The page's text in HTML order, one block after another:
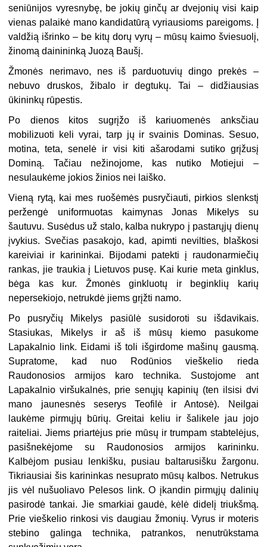
seniūnijos vyresnybę, be jokių ginčų ar dvejonių visi kaip
vienas palaikė mano kandidatūrą vyriausioms pareigoms. Į
valdžią išrinko – be kitų dorų vyrų – mūsų kaimo šviesuolį,
žinomą dainininką Juozą Baušį.
Žmonės nerimavo, nes iš parduotuvių dingo prekės –
nebuvo druskos, žibalo ir degtukų. Tai – didžiausias
ūkininkų rūpestis.
Po dienos kitos sugrįžo iš kariuomenės anksčiau
mobilizuoti keli vyrai, tarp jų ir svainis Dominas. Sesuo,
motina, teta, senelė ir visi kiti ašarodami sutiko grįžusį
Dominą. Tačiau nežinojome, kas nutiko Motiejui –
nesulaukėme jokios žinios nei laiško.
Vieną rytą, kai mes ruošėmės pusryčiauti, pirkios slenkstį
peržengė uniformuotas kaimynas Jonas Mikelys su
šautuvu. Susėdus už stalo, kalba nukrypo į pastarųjų dienų
įvykius. Svečias pasakojo, kad, apimti nevilties, blaškosi
kareiviai ir karininkai. Bijodami patekti į raudonarmiečių
rankas, jie traukia į Lietuvos pusę. Kai kurie meta ginklus,
bėga kas kur. Žmonės ginkluotų ir beginklių karių
nepersekiojo, netrukdė jiems grįžti namo.
Po pusryčių Mikelys pasiūlė susidoroti su išdavikais.
Stasiukas, Mikelys ir aš iš mūsų kiemo pasukome
Lapakalnio link. Eidami iš toli išgirdome mašinų gausmą.
Supratome, kad nuo Rodūnios vieškelio rieda
Raudonosios armijos karo technika. Sustojome ant
Lapakalnio viršukalnės, prie senųjų kapinių (ten ilsisi dvi
mano jaunesnės seserys Teofilė ir Antosė). Neilgai
laukėme pirmųjų būrių. Greitai keliu ir šalikele jau jojo
raiteliai. Jiems priartėjus prie mūsų ir trumpam stabtelėjus,
pasišnekėjome su Raudonosios armijos karininku.
Kalbėjom pusiau lenkišku, pusiau baltarusišku žargonu.
Tikriausiai šis karininkas nesuprato mūsų kalbos. Netrukus
jis vėl nušuoliavo Pelesos link. O įkandin pirmųjų dalinių
pasirodė tankai. Jie smarkiai gaudė, kėlė didelį triukšmą.
Prie vieškelio rinkosi vis daugiau žmonių. Vyrus ir moteris
stebino galinga technika, patrankos, nenutrūkstama